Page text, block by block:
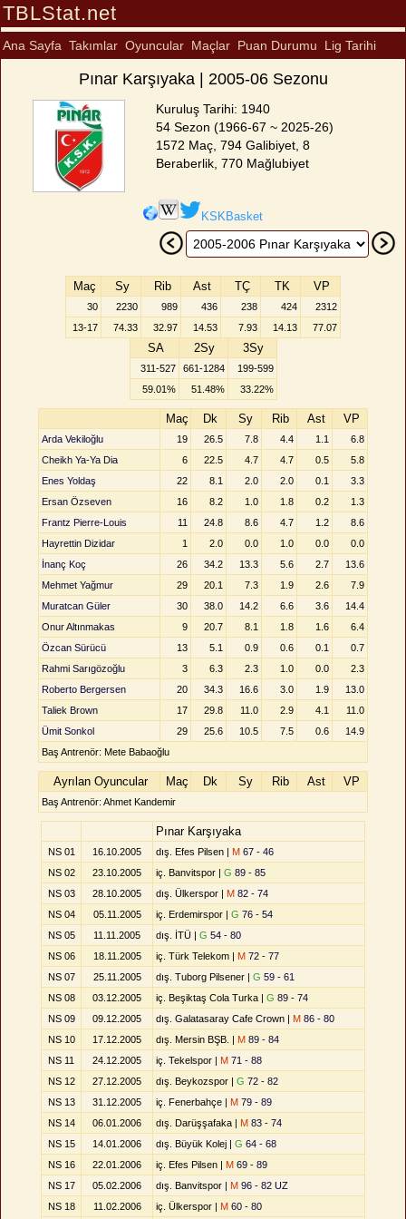
TBLStat.net
Ana Sayfa Takımlar Oyuncular Maçlar Puan Durumu Lig Tarihi
Pınar Karşıyaka | 2005-06 Sezonu
Kuruluş Tarihi: 1940
54 Sezon (1966-67 ~ 2025-26)
1572 Maç, 794 Galibiyet, 8
Beraberlik, 770 Mağlubiyet
KSKBasket
Maç Sy Rib Ast TÇ TK VP
30 2230 989 436 238 424
2312
13-17
74.33 32.97 14.53 7.93 14.13 77.07
SA 2Sy 3Sy
311-527 661-1284
199-599
59.01%
51.48% 33.22%
Maç Dk Sy Rib Ast VP
Arda Vekiloğlu 19 26.5 7.8 4.4 1.1
6.8
Cheikh Ya-Ya Dia
6 22.5 4.7 4.7 0.5
5.8
Enes Yoldaş
22 8.1 2.0 2.0 0.1
3.3
Ersan Özseven
16 8.2 1.0 1.8 0.2
1.3
Frantz Pierre-Louis
11 24.8 8.6 4.7 1.2
8.6
Hayrettin Dizidar
1 2.0 0.0 1.0 0.0
0.0
İnanç Koç
26 34.2 13.3 5.6 2.7
13.6
Mehmet Yağmur
29 20.1 7.3 1.9 2.6
7.9
Muratcan Güler
30 38.0 14.2 6.6 3.6
14.4
Onur Altınmakas
9 20.7 8.1 1.8 1.6
6.4
Özcan Sürücü
13 5.1 0.9 0.6 0.1
0.7
Rahmi Sarıgözoğlu
3 6.3 2.3 1.0 0.0
2.3
Roberto Bergersen
20 34.3 16.6 3.0 1.9
13.0
Taliek Brown
17 29.8 11.0 2.9 4.1
11.0
Ümit Sonkol
29 25.6 10.5 7.5 0.6
14.9
Baş Antrenör: Mete Babaoğlu
Ayrılan Oyuncular Maç Dk Sy Rib Ast VP
Baş Antrenör: Ahmet Kandemir
Pınar Karşıyaka
NS 01 16.10.2005 dış. Efes Pilsen | M 67 - 46
NS 02
23.10.2005 iç. Banvitspor | G 89 - 85
NS 03
28.10.2005 dış. Ülkerspor | M 82 - 74
NS 04
05.11.2005 iç. Erdemirspor | G 76 - 54
NS 05
11.11.2005 dış. İTÜ | G 54 - 80
NS 06
18.11.2005 iç. Türk Telekom | M 72 - 77
NS 07
25.11.2005 dış. Tuborg Pilsener | G 59 - 61
NS 08
03.12.2005 iç. Beşiktaş Cola Turka | G 89 - 74
NS 09
09.12.2005 dış. Galatasaray Cafe Crown | M 86 - 80
NS 10
17.12.2005 dış. Mersin BŞB. | M 89 - 84
NS 11
24.12.2005 iç. Tekelspor | M 71 - 88
NS 12
27.12.2005 dış. Beykozspor | G 72 - 82
NS 13
31.12.2005 iç. Fenerbahçe | M 79 - 89
NS 14
06.01.2006 dış. Darüşşafaka | M 83 - 74
NS 15
14.01.2006 dış. Büyük Kolej | G 64 - 68
NS 16
22.01.2006 iç. Efes Pilsen | M 69 - 89
NS 17
05.02.2006 dış. Banvitspor | M 96 - 82 UZ
NS 18
11.02.2006 iç. Ülkerspor | M 60 - 80